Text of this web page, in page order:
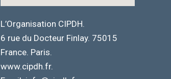
L’Organisation CIPDH.
6 rue du Docteur Finlay. 75015
France. Paris.
www.cipdh.fr.